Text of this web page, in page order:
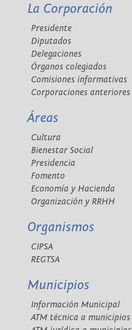
La Corporación
Presidente
Diputados
Delegaciones
Órganos colegiados
Comisiones informativas
Corporaciones anteriores
Áreas
Cultura
Bienestar Social
Presidencia
Fomento
Economía y Hacienda
Organización y RRHH
Organismos
CIPSA
REGTSA
Municipios
Información Municipal
ATM técnica a municipios